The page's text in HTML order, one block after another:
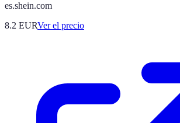
es.shein.com
8.2 EURVer el precio